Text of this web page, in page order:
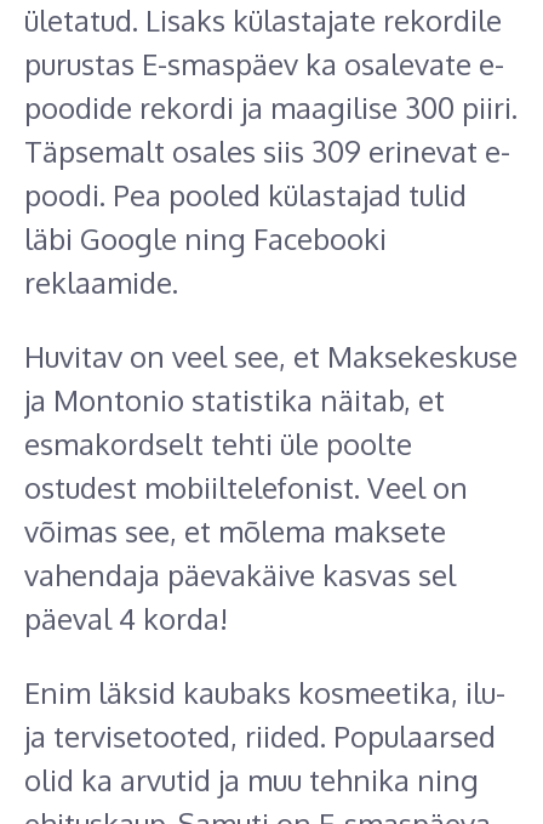
ületatud. Lisaks külastajate rekordile
purustas E-smaspäev ka osalevate e-
poodide rekordi ja maagilise 300 piiri.
Täpsemalt osales siis 309 erinevat e-
poodi. Pea pooled külastajad tulid
läbi Google ning Facebooki
reklaamide.
Huvitav on veel see, et Maksekeskuse
ja Montonio statistika näitab, et
esmakordselt tehti üle poolte
ostudest mobiiltelefonist. Veel on
võimas see, et mõlema maksete
vahendaja päevakäive kasvas sel
päeval 4 korda!
Enim läksid kaubaks kosmeetika, ilu-
ja tervisetooted, riided. Populaarsed
olid ka arvutid ja muu tehnika ning